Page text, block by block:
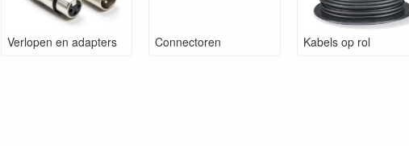
Verlopen en adapters Connectoren Kabels op rol